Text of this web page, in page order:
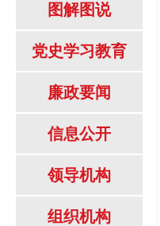
图解图说
党史学习教育
廉政要闻
信息公开
领导机构
组织机构